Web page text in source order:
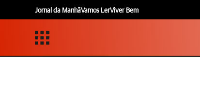
Jornal da ManhãVamos LerViver Bem